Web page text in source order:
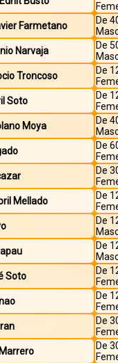
Farmetano
De
Narvaja
De
Troncoso
De
Soto
De
Moya
De
De
De
Mellado
De
De
De
Soto
De
De
De
De